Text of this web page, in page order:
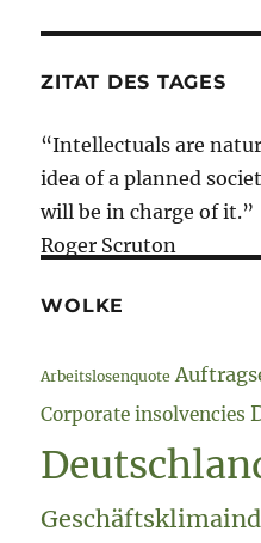
ZITAT DES TAGES
“Intellectuals are
idea of a planned
will be in charge of it.”
Roger Scruton
WOLKE
Arbeitslosenquote
Corporate insolvencies